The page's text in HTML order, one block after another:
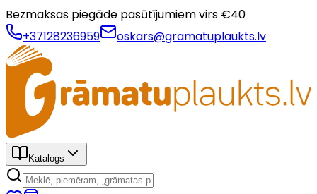
Bezmaksas piegāde pasūtījumiem virs €40
+37128236959
oskars@gramatuplaukts.lv
Katalogs